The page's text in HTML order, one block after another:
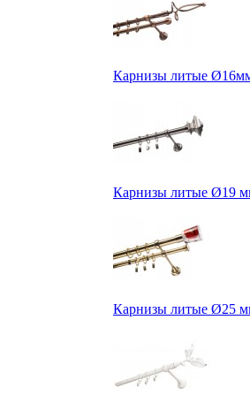
Карнизы литые
Карнизы литые Ø19
Карнизы литые Ø25